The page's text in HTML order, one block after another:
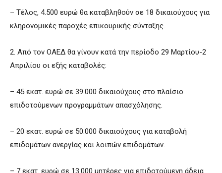
– Τέλος, 4.500 ευρώ θα καταβληθούν σε 18 δικαιούχους για
κληρονομικές παροχές επικουρικής σύνταξης.
2. Από τον ΟΑΕΔ θα γίνουν κατά την περίοδο 29 Μαρτίου-2
Απριλίου οι εξής καταβολές:
– 45 εκατ. ευρώ σε 39.000 δικαιούχους στο πλαίσιο
επιδοτούμενων προγραμμάτων απασχόλησης.
– 20 εκατ. ευρώ σε 50.000 δικαιούχους για καταβολή
επιδομάτων ανεργίας και λοιπών επιδομάτων.
– 7 εκατ. ευρώ σε 13.000 μητέρες για επιδοτούμενη άδεια